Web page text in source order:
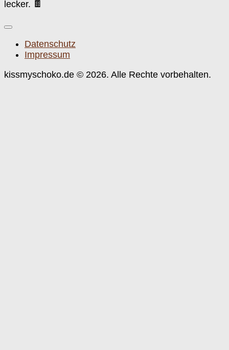
lecker. 🍫
Datenschutz
Impressum
kissmyschoko.de © 2026. Alle Rechte vorbehalten.